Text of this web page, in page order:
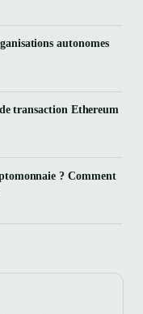
autonomes
transaction Ethereum
? Comment